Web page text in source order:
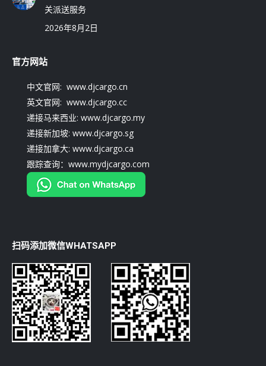
关派送服务
2026年8月2日
官方网站
中文官网: www.djcargo.cn
英文官网: www.djcargo.cc
递接马来西业: www.djcargo.my
递接新加坡: www.djcargo.sg
递接加拿大: www.djcargo.ca
跟踪查询：www.mydjcargo.com
扫码添加微信WHATSAPP